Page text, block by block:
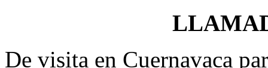
De visita en Cuernavaca